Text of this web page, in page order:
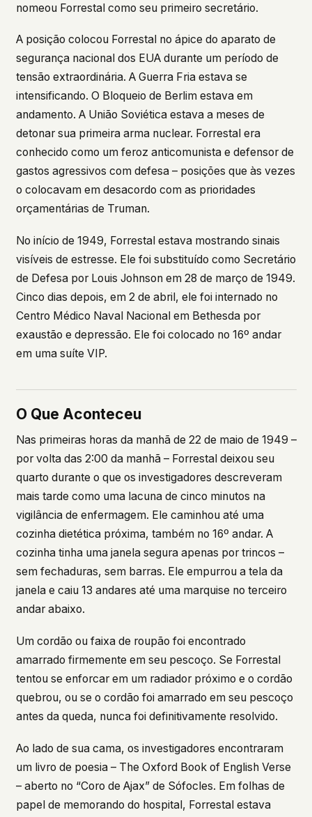
nomeou Forrestal como seu primeiro secretário.
A posição colocou Forrestal no ápice do aparato de
segurança nacional dos EUA durante um período de
tensão extraordinária. A Guerra Fria estava se
intensificando. O Bloqueio de Berlim estava em
andamento. A União Soviética estava a meses de
detonar sua primeira arma nuclear. Forrestal era
conhecido como um feroz anticomunista e defensor de
gastos agressivos com defesa – posições que às vezes
o colocavam em desacordo com as prioridades
orçamentárias de Truman.
No início de 1949, Forrestal estava mostrando sinais
visíveis de estresse. Ele foi substituído como Secretário
de Defesa por Louis Johnson em 28 de março de 1949.
Cinco dias depois, em 2 de abril, ele foi internado no
Centro Médico Naval Nacional em Bethesda por
exaustão e depressão. Ele foi colocado no 16º andar
em uma suíte VIP.
O Que Aconteceu
Nas primeiras horas da manhã de 22 de maio de 1949 –
por volta das 2:00 da manhã – Forrestal deixou seu
quarto durante o que os investigadores descreveram
mais tarde como uma lacuna de cinco minutos na
vigilância de enfermagem. Ele caminhou até uma
cozinha dietética próxima, também no 16º andar. A
cozinha tinha uma janela segura apenas por trincos –
sem fechaduras, sem barras. Ele empurrou a tela da
janela e caiu 13 andares até uma marquise no terceiro
andar abaixo.
Um cordão ou faixa de roupão foi encontrado
amarrado firmemente em seu pescoço. Se Forrestal
tentou se enforcar em um radiador próximo e o cordão
quebrou, ou se o cordão foi amarrado em seu pescoço
antes da queda, nunca foi definitivamente resolvido.
Ao lado de sua cama, os investigadores encontraram
um livro de poesia – The Oxford Book of English Verse
– aberto no “Coro de Ajax” de Sófocles. Em folhas de
papel de memorando do hospital, Forrestal estava